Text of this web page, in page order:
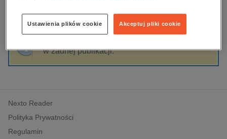
dzienniki
edukacja
hobby, sport, rozrywka
komputery, internet, technologie, informatyka
polityka, społeczno-informacyjne
psychologiczne
inne
Sortowanie Filtrowanie
w żadnej publikacji.
Nexto Reader
Polityka Prywatności
Regulamin
Akceptuj pliki cookie
Ustawienia plików cookie